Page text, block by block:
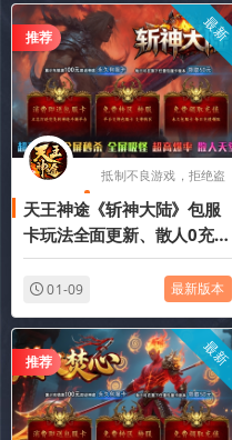
推荐 最新
抵制不良游戏，拒绝盗
版游戏
天王神途《斩神大陆》包服
卡玩法全面更新、散人0充激
情攻城、全屏秒杀、终极神
器、不卡材料（苍穹灵塔特
色玩法邀你来战）
01-09 最新版本
推荐 最新